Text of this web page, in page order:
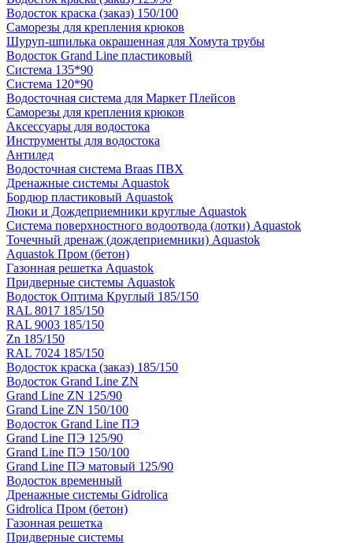
Водосток краска (заказ) 150/100
Саморезы для крепления крюков
Шуруп-шпилька окрашенная для Хомута трубы
Водосток Grand Line пластиковый
Система 135*90
Система 120*90
Водосточная система для Маркет Плейсов
Саморезы для крепления крюков
Аксессуары для водостока
Инструменты для водостока
Антилед
Водосточная система Braas ПВХ
Дренажные системы Aquastok
Бордюр пластиковый Aquastok
Люки и Дождеприемники круглые Aquastok
Система поверхностного водоотвода (лотки) Aquastok
Точечный дренаж (дождеприемники) Aquastok
Aquastok Пром (бетон)
Газонная решетка Aquastok
Придверные системы Aquastok
Водосток Оптима Круглый 185/150
RAL 8017 185/150
RAL 9003 185/150
Zn 185/150
RAL 7024 185/150
Водосток краска (заказ) 185/150
Водосток Grand Line ZN
Grand Line ZN 125/90
Grand Line ZN 150/100
Водосток Grand Line ПЭ
Grand Line ПЭ 125/90
Grand Line ПЭ 150/100
Grand Line ПЭ матовый 125/90
Водосток временный
Дренажные системы Gidrolica
Gidrolica Пром (бетон)
Газонная решетка
Придверные системы